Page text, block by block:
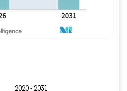
2020 - 2031